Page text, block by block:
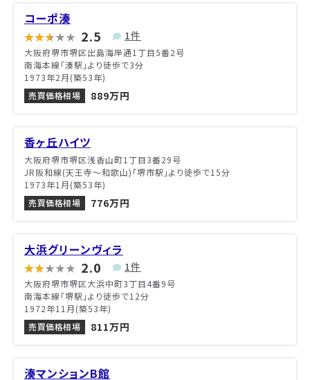
コーポ湊
2.5 1件
大阪府堺市堺区出島海岸通1丁目5番2号
南海本線「湊駅」より徒歩で3分
1973年2月(築53年)
売買価格相場
889万円
香ヶ丘ハイツ
大阪府堺市堺区浅香山町1丁目3番29号
JR阪和線(天王寺～和歌山)「堺市駅」より徒歩で15分
1973年1月(築53年)
売買価格相場
776万円
大浜グリーンヴィラ
2.0 1件
大阪府堺市堺区大浜中町3丁目4番9号
南海本線「堺駅」より徒歩で12分
1972年11月(築53年)
売買価格相場
811万円
湊マンションB館